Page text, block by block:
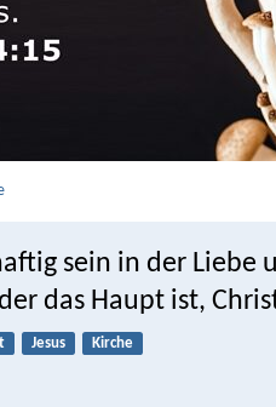
sein in der Liebe
das Haupt ist,
Jesus Kirche